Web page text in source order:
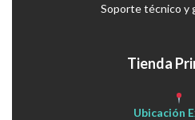
Soporte técnico y
Tienda
Ubicación